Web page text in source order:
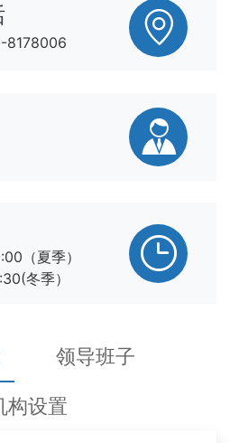
8178006
（夏季）
冬季）
领导班子
构设置